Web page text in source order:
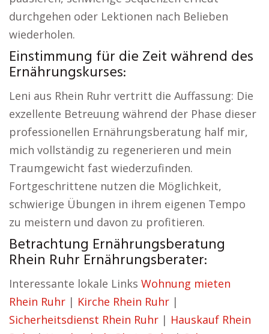
durchgehen oder Lektionen nach Belieben
wiederholen.
Einstimmung für die Zeit während des
Ernährungskurses:
Leni aus Rhein Ruhr vertritt die Auffassung: Die
exzellente Betreuung während der Phase dieser
professionellen Ernährungsberatung half mir,
mich vollständig zu regenerieren und mein
Traumgewicht fast wiederzufinden.
Fortgeschrittene nutzen die Möglichkeit,
schwierige Übungen in ihrem eigenen Tempo
zu meistern und davon zu profitieren.
Betrachtung Ernährungsberatung
Rhein Ruhr Ernährungsberater:
Interessante lokale Links Wohnung mieten
Rhein Ruhr | Kirche Rhein Ruhr |
Sicherheitsdienst Rhein Ruhr | Hauskauf Rhein